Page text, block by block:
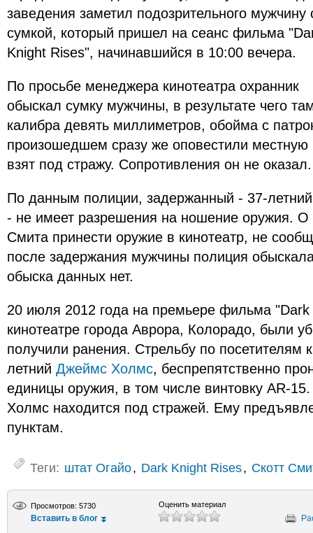
заведения заметил подозрительного мужчину
сумкой, который пришел на сеанс фильма
Knight Rises", начинавшийся в 10:00 вечера.
По просьбе менеджера кинотеатра охранник
обыскал сумку мужчины, в результате чего
калибра девять миллиметров, обойма с
произошедшем сразу же оповестили
взят под стражу. Сопротивления он не оказал.
По данным полиции, задержанный - 37-
- не имеет разрешения на ношение оружия. О
Смита принести оружие в кинотеатр, не
после задержания мужчины полиция
обыска данных нет.
20 июля 2012 года на премьере фильма "Dark
кинотеатре города Аврора, Колорадо, были
получили ранения. Стрельбу по посетителям
летний Джеймс Холмс, беспрепятственно
единицы оружия, в том числе винтовку AR-
Холмс находится под стражей. Ему
пунктам.
Теги: штат Огайо, Dark Knight Rises, Скотт
Просмотров: 5730
Вставить в блог
Оценить материал